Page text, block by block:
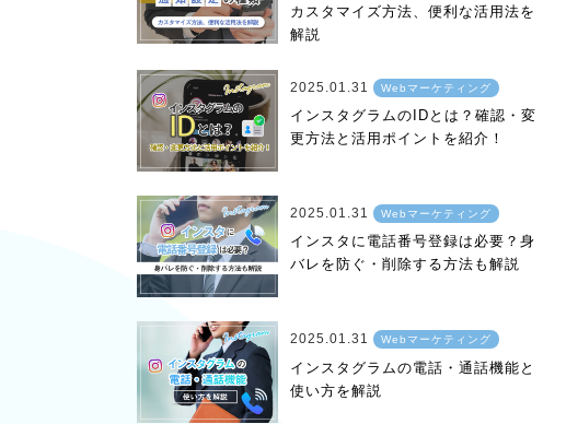
カスタマイズ方法、便利な活用法を
解説
2025.01.31 Webマーケティング
インスタグラムのIDとは？確認・変
更方法と活用ポイントを紹介！
2025.01.31 Webマーケティング
インスタに電話番号登録は必要？身
バレを防ぐ・削除する方法も解説
2025.01.31 Webマーケティング
インスタグラムの電話・通話機能と
使い方を解説